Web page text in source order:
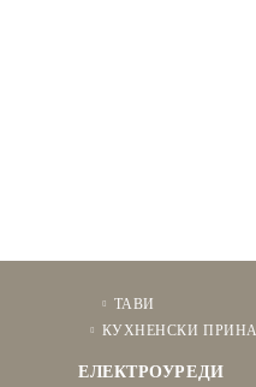
ТАВИ
КУХНЕНСКИ
ЕЛЕКТРОУРЕДИ